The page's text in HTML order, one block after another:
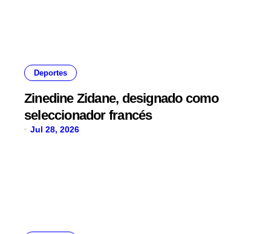
Deportes
Zinedine Zidane, designado como
seleccionador francés
Jul 28, 2026